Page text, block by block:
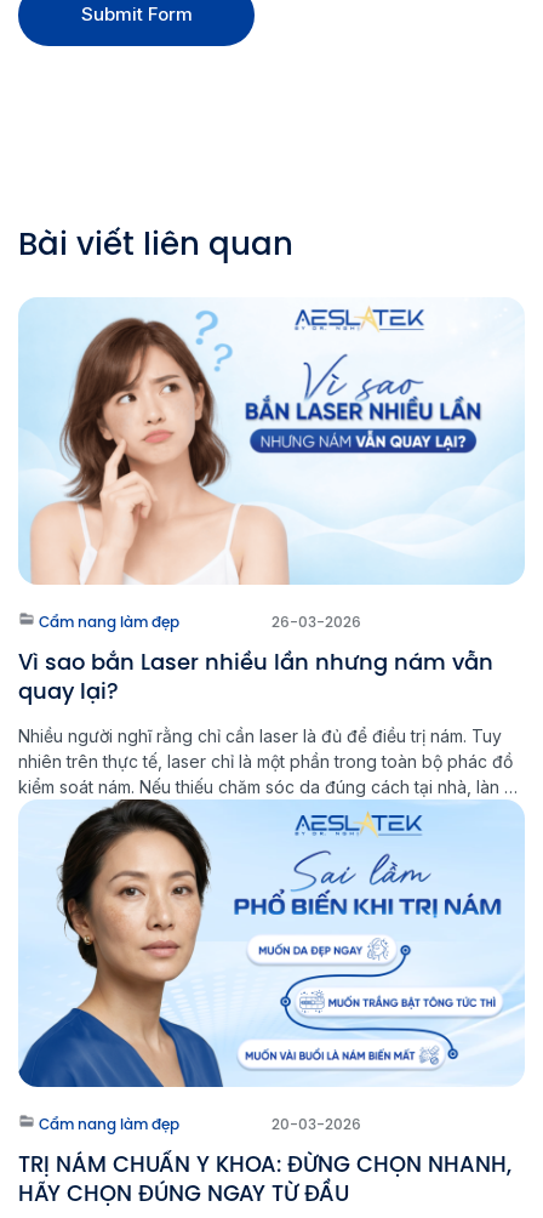
Submit Form
Bài viết liên quan
Cẩm nang làm đẹp 26-03-2026
Vì sao bắn Laser nhiều lần nhưng nám vẫn
quay lại?
Nhiều người nghĩ rằng chỉ cần laser là đủ để điều trị nám. Tuy
nhiên trên thực tế, laser chỉ là một phần trong toàn bộ phác đồ
kiểm soát nám. Nếu thiếu chăm sóc da đúng cách tại nhà, làn da
sẽ khó ổn định lâu dài và nguy cơ nám tái phát vẫn […]
Cẩm nang làm đẹp 20-03-2026
TRỊ NÁM CHUẨN Y KHOA: ĐỪNG CHỌN NHANH,
HÃY CHỌN ĐÚNG NGAY TỪ ĐẦU